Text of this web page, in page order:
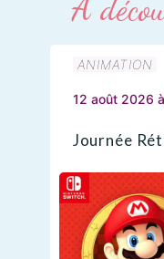
À
ANIMATION
12 août 2026
Journée